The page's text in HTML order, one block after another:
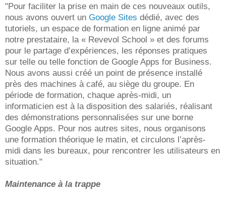
"Pour faciliter la prise en main de ces nouveaux outils,
nous avons ouvert un Google Sites dédié, avec des
tutoriels, un espace de formation en ligne animé par
notre prestataire, la « Revevol School » et des forums
pour le partage d’expériences, les réponses pratiques
sur telle ou telle fonction de Google Apps for Business.
Nous avons aussi créé un point de présence installé
près des machines à café, au siège du groupe. En
période de formation, chaque après-midi, un
informaticien est à la disposition des salariés, réalisant
des démonstrations personnalisées sur une borne
Google Apps. Pour nos autres sites, nous organisons
une formation théorique le matin, et circulons l’après-
midi dans les bureaux, pour rencontrer les utilisateurs en
situation."
Maintenance à la trappe